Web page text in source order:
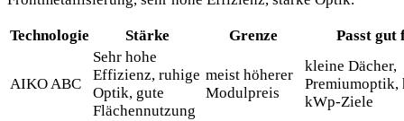
Technologie Stärke Grenze Passt gut
AIKO ABC
Sehr hohe
Effizienz, ruhige
Optik, gute
Flächennutzung
meist höherer
Modulpreis
kleine Dächer,
Premiumoptik,
kWp-Ziele